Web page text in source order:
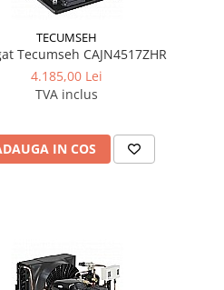
TECUMSEH
Tecumseh CAJN4517ZHR
4.185,00 Lei
TVA inclus
IN COS